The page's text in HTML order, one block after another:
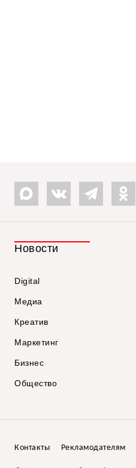
Новости
Digital
Медиа
Креатив
Маркетинг
Бизнес
Общество
Контакты Рекламодателям